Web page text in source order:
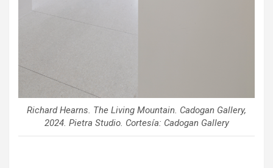
Richard Hearns. The Living Mountain. Cadogan Gallery,
2024. Pietra Studio. Cortesía: Cadogan Gallery